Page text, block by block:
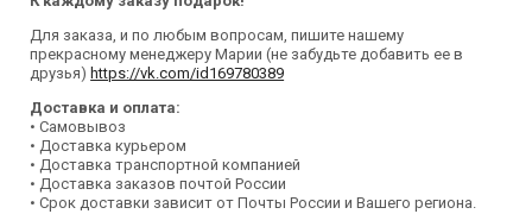
Для заказа, и по любым вопросам, пишите нашему
прекрасному менеджеру Марии (не забудьте добавить ее в
друзья) https://vk.com/id169780389
Доставка и оплата:
• Самовывоз
• Доставка курьером
• Доставка транспортной компанией
• Доставка заказов почтой России
• Срок доставки зависит от Почты России и Вашего региона.